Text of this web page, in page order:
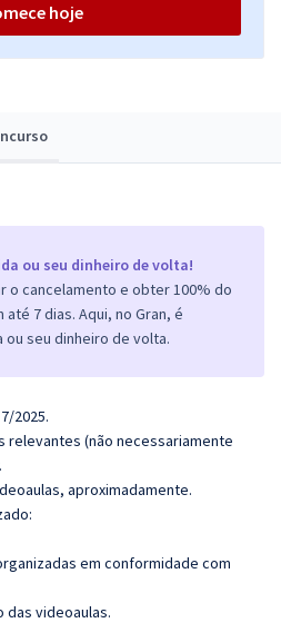
ou seu dinheiro de volta!
o cancelamento e obter 100% do
7 dias. Aqui, no Gran, é
seu dinheiro de volta.
2025.
relevantes (não necessariamente
aproximadamente.
em conformidade com
das videoaulas.
hoje